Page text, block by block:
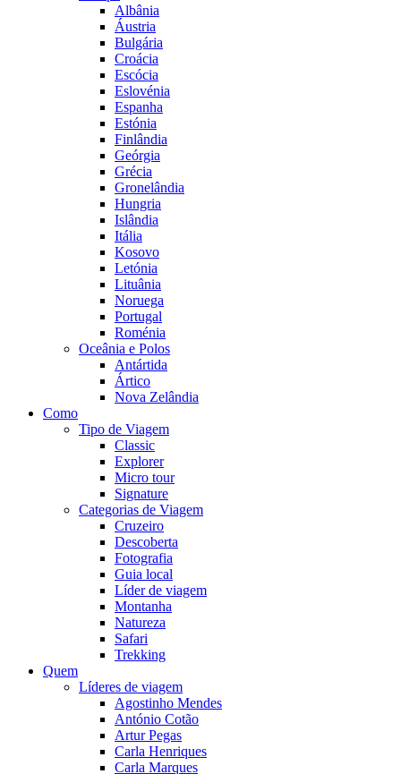
Albânia
Áustria
Bulgária
Croácia
Escócia
Eslovénia
Espanha
Estónia
Finlândia
Geórgia
Grécia
Gronelândia
Hungria
Islândia
Itália
Kosovo
Letónia
Lituânia
Noruega
Portugal
Roménia
Oceânia e Polos
Antártida
Ártico
Nova Zelândia
Como
Tipo de Viagem
Classic
Explorer
Micro tour
Signature
Categorias de Viagem
Cruzeiro
Descoberta
Fotografia
Guia local
Líder de viagem
Montanha
Natureza
Safari
Trekking
Quem
Líderes de viagem
Agostinho Mendes
António Cotão
Artur Pegas
Carla Henriques
Carla Marques